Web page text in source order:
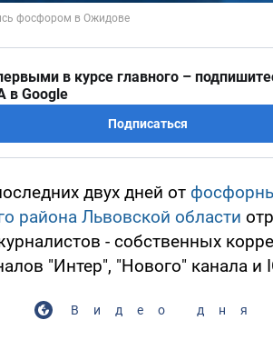
в курсе главного –
в Google
Подписаться
двух дней от
района Львовской области
- собственных
"Интер", "Нового" канала и
Видео дня